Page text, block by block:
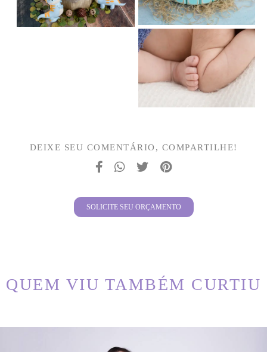
DEIXE SEU COMENTÁRIO, COMPARTILHE!
SOLICITE SEU ORÇAMENTO
QUEM VIU TAMBÉM CURTIU